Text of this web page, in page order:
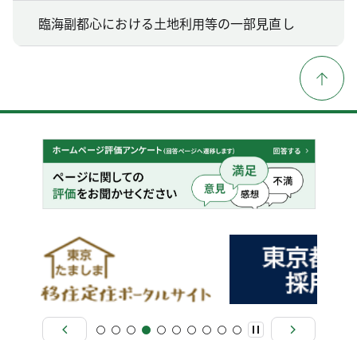
臨海副都心における土地利用等の一部見直し